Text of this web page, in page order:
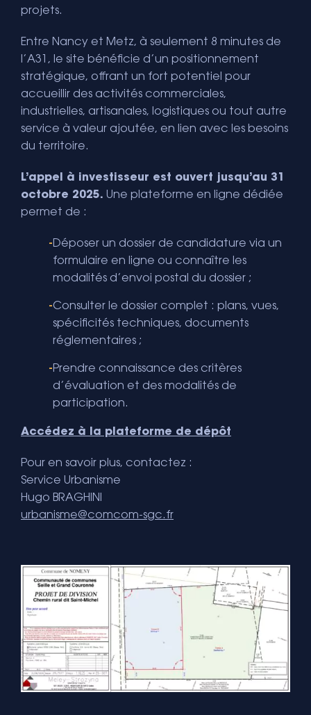
projets.
Entre Nancy et Metz, à seulement 8 minutes de
l’A31, le site bénéficie d’un positionnement
stratégique, offrant un fort potentiel pour
accueillir des activités commerciales,
industrielles, artisanales, logistiques ou tout autre
service à valeur ajoutée, en lien avec les besoins
du territoire.
L’appel à investisseur est ouvert jusqu’au 31
octobre 2025. Une plateforme en ligne dédiée
permet de :
Déposer un dossier de candidature via un
formulaire en ligne ou connaître les
modalités d’envoi postal du dossier ;
Consulter le dossier complet : plans, vues,
spécificités techniques, documents
réglementaires ;
Prendre connaissance des critères
d’évaluation et des modalités de
participation.
Accédez à la plateforme de dépôt
Pour en savoir plus, contactez :
Service Urbanisme
Hugo BRAGHINI
urbanisme@comcom-sgc.fr